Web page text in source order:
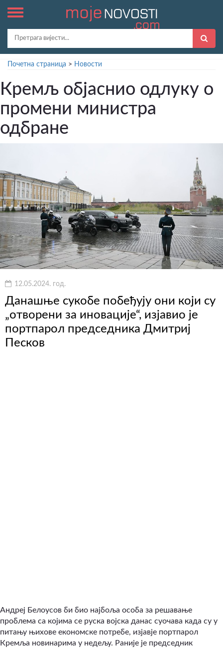
Почетна страница > Новости
Кремљ објаснио одлуку о
промени министра
одбране
12.05.2024. год.
Данашње сукобе побеђују они који су
„отворени за иновације“, изјавио је
портпарол председника Дмитриј
Песков
Андреј Белоусов би био најбоља особа за решавање
проблема са којима се руска војска данас суочава када су у
питању њихове економске потребе, изјавје портпарол
Кремља новинарима у недељу. Раније је председник